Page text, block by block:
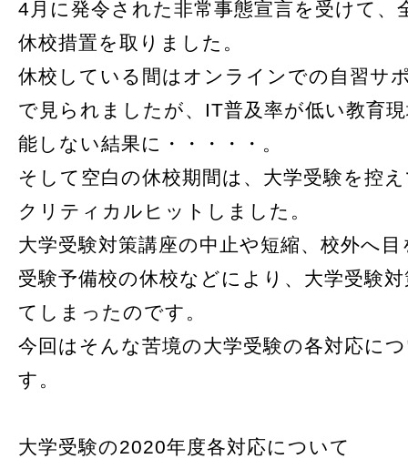
4月に発令された非常事態宣言を受けて、
休校措置を取りました。
休校している間はオンラインでの自習サ
で見られましたが、IT普及率が低い教育
能しない結果に・・・・・。
そして空白の休校期間は、大学受験を控
クリティカルヒットしました。
大学受験対策講座の中止や短縮、校外へ
受験予備校の休校などにより、大学受験
てしまったのです。
今回はそんな苦境の大学受験の各対応に
す。
大学受験の2020年度各対応について